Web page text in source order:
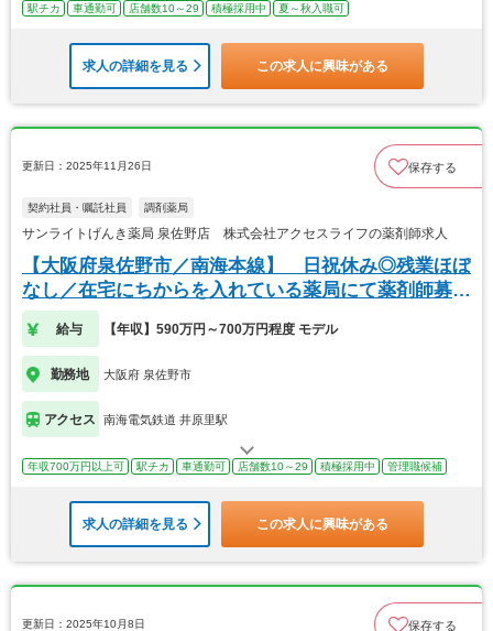
駅チカ 車通勤可 店舗数10～29 積極採用中 夏～秋入職可
求人の詳細を見る この求人に興味がある
更新日：2025年11月26日 保存する
契約社員・嘱託社員 調剤薬局
サンライトげんき薬局 泉佐野店 株式会社アクセスライフの薬剤師求人
【大阪府泉佐野市／南海本線】 日祝休み◎残業ほぼ
なし／在宅にちからを入れている薬局にて薬剤師募
集！
給与 【年収】590万円～700万円程度 モデル
勤務地 大阪府 泉佐野市
アクセス 南海電気鉄道 井原里駅
年収700万円以上可 駅チカ 車通勤可 店舗数10～29 積極採用中 管理職候補
求人の詳細を見る この求人に興味がある
更新日：2025年10月8日 保存する